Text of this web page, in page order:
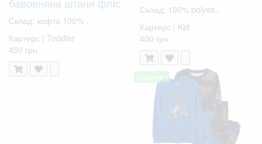
Склад: кофта 100% ..
Картерс | Toddler
450 грн
Склад: 100% polyes..
Картерс | Kid
400 грн
новинка!